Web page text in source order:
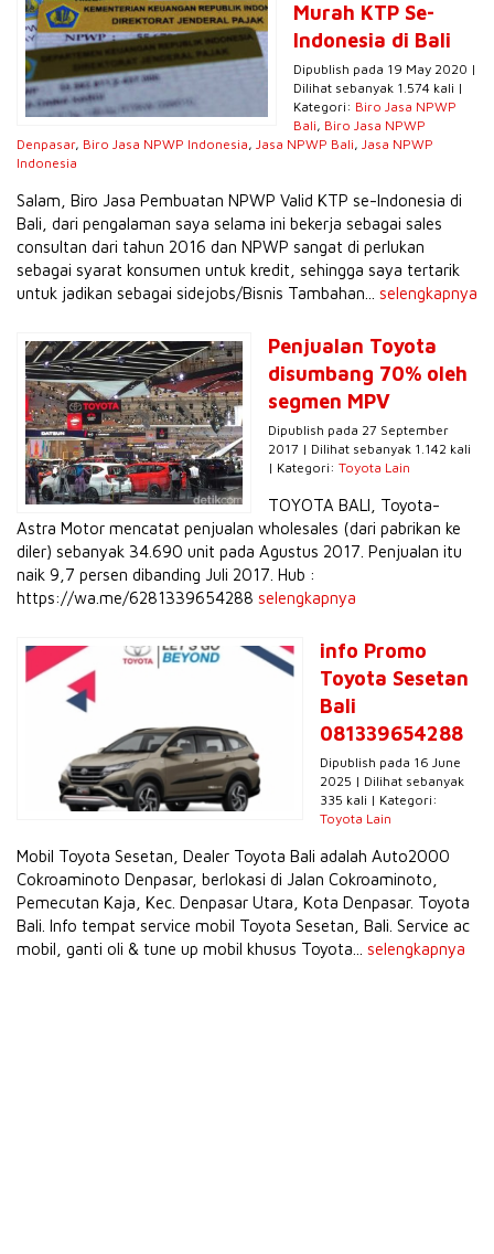
Murah KTP Se-
Indonesia di Bali
Dipublish pada 19 May 2020 |
Dilihat sebanyak 1.574 kali |
Kategori: Biro Jasa NPWP
Bali, Biro Jasa NPWP
Denpasar, Biro Jasa NPWP Indonesia, Jasa NPWP Bali, Jasa NPWP
Indonesia
Salam, Biro Jasa Pembuatan NPWP Valid KTP se-Indonesia di
Bali, dari pengalaman saya selama ini bekerja sebagai sales
consultan dari tahun 2016 dan NPWP sangat di perlukan
sebagai syarat konsumen untuk kredit, sehingga saya tertarik
untuk jadikan sebagai sidejobs/Bisnis Tambahan... selengkapnya
Penjualan Toyota
disumbang 70% oleh
segmen MPV
Dipublish pada 27 September
2017 | Dilihat sebanyak 1.142 kali
| Kategori: Toyota Lain
TOYOTA BALI, Toyota-
Astra Motor mencatat penjualan wholesales (dari pabrikan ke
diler) sebanyak 34.690 unit pada Agustus 2017. Penjualan itu
naik 9,7 persen dibanding Juli 2017. Hub :
https://wa.me/6281339654288 selengkapnya
info Promo
Toyota Sesetan
Bali
081339654288
Dipublish pada 16 June
2025 | Dilihat sebanyak
335 kali | Kategori:
Toyota Lain
Mobil Toyota Sesetan, Dealer Toyota Bali adalah Auto2000
Cokroaminoto Denpasar, berlokasi di Jalan Cokroaminoto,
Pemecutan Kaja, Kec. Denpasar Utara, Kota Denpasar. Toyota
Bali. Info tempat service mobil Toyota Sesetan, Bali. Service ac
mobil, ganti oli & tune up mobil khusus Toyota... selengkapnya